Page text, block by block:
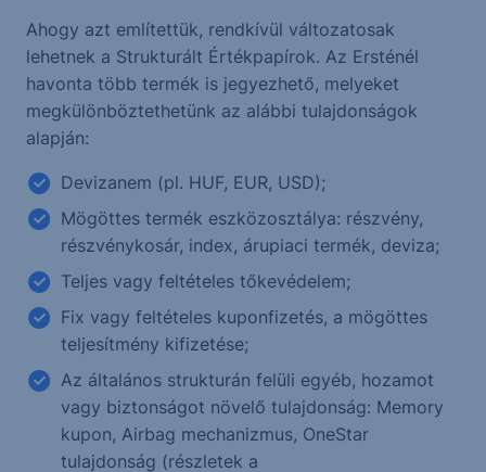
Ahogy azt említettük, rendkívül változatosak
lehetnek a Strukturált Értékpapírok. Az Ersténél
havonta több termék is jegyezhető, melyeket
megkülönböztethetünk az alábbi tulajdonságok
alapján:
Devizanem (pl. HUF, EUR, USD);
Mögöttes termék eszközosztálya: részvény,
részvénykosár, index, árupiaci termék, deviza;
Teljes vagy feltételes tőkevédelem;
Fix vagy feltételes kuponfizetés, a mögöttes
teljesítmény kifizetése;
Az általános strukturán felüli egyéb, hozamot
vagy biztonságot növelő tulajdonság: Memory
kupon, Airbag mechanizmus, OneStar
tulajdonság (részletek a